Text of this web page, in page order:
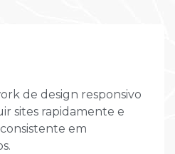
de design responsivo
sites rapidamente e
em